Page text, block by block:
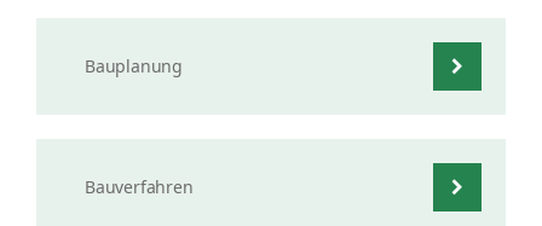
Bauplanung
Bauverfahren